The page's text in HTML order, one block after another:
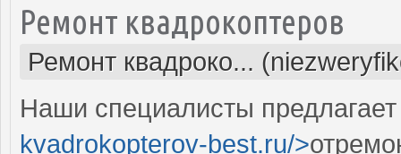
Ремонт квадрокоптеров
Ремонт квадроко...
Наши специалисты
kvadrokopterov-best.ru/>